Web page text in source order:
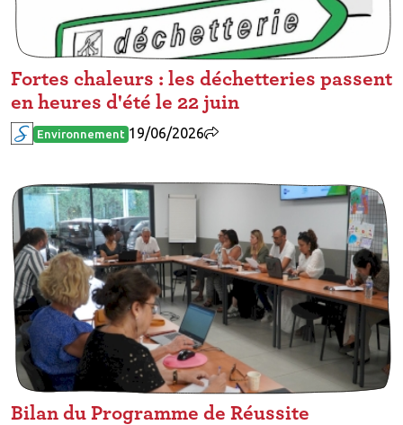
Fortes chaleurs : les déchetteries passent
en heures d'été le 22 juin
Environnement 19/06/2026
Bilan du Programme de Réussite